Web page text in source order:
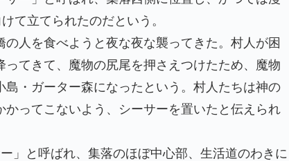
て立てられたのだという。
人を食べようと夜な夜な襲ってきた。村人が困
てきて、魔物の尻尾を押さえつけたため、魔物
・ガーター森になったという。村人たちは神の
ってこないよう、シーサーを置いたと伝えられ
」と呼ばれ、集落のほぼ中心部、生活道のわきに